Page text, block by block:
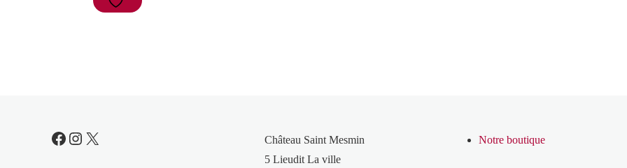
Facebook
Instagram
X
Château Saint Mesmin
5 Lieudit La ville
Notre boutique